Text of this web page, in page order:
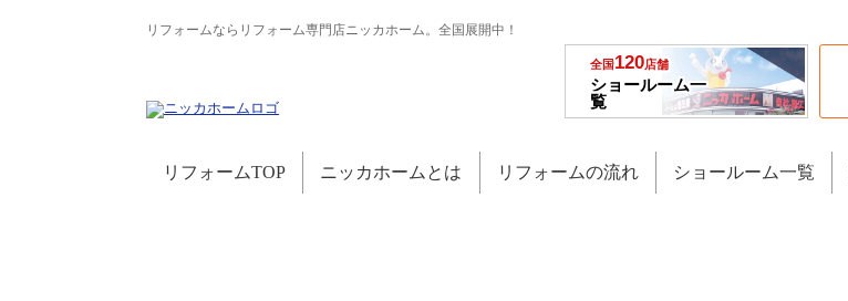
リフォームならリフォーム専門店ニッカホーム。全国展開中！
全国120店舗
ショールーム一
覧
リフォームTOP ニッカホームとは リフォームの流れ ショールーム一覧